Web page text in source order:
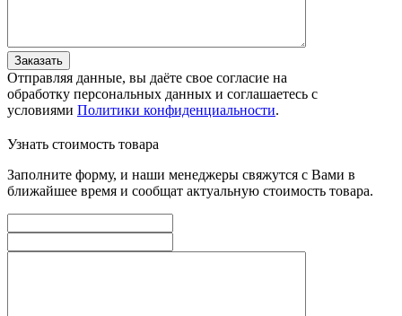
Заказать
Отправляя данные, вы даёте свое согласие на
обработку персональных данных и соглашаетесь с
условиями Политики конфиденциальности.
Узнать стоимость товара
Заполните форму, и наши менеджеры свяжутся с Вами в
ближайшее время и сообщат актуальную стоимость товара.